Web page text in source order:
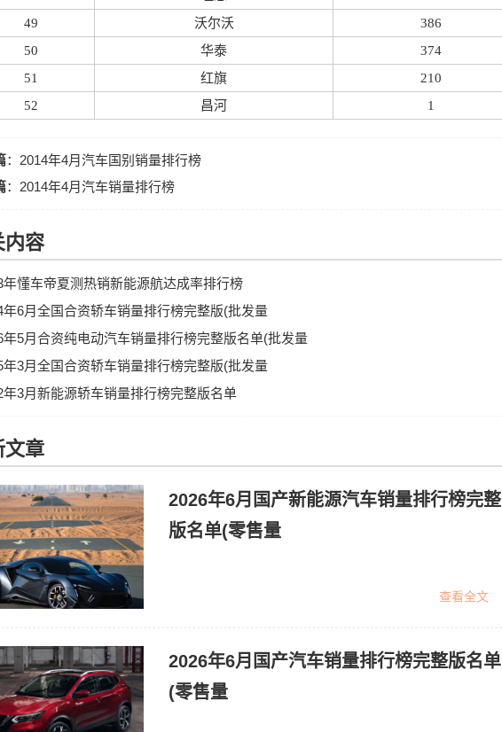
49
沃尔沃
386
50
华泰
374
51
红旗
210
52
昌河 1
： 2014年4月汽车国别销量排行榜
： 2014年4月汽车销量排行榜
内容
年懂车帝夏测热销新能源航达成率排行榜
年6月全国合资轿车销量排行榜完整版(批发量
年5月合资纯电动汽车销量排行榜完整版名单(批发量
年3月全国合资轿车销量排行榜完整版(批发量
年3月新能源轿车销量排行榜完整版名单
文章
2026年6月国产新能源汽车销量排行榜完整
版名单(零售量
查看全文
2026年6月国产汽车销量排行榜完整版名单
(零售量